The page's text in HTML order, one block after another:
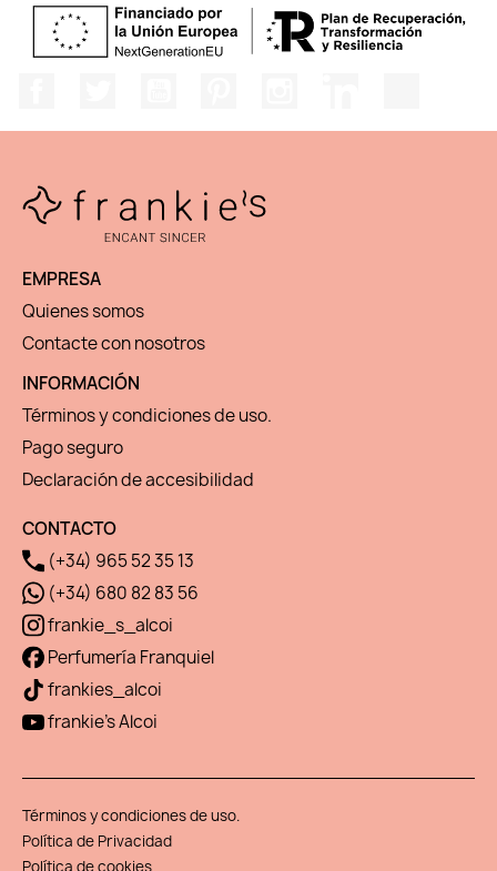
EMPRESA
Quienes somos
Contacte con nosotros
INFORMACIÓN
Términos y condiciones de uso.
Pago seguro
Declaración de accesibilidad
CONTACTO
(+34) 965 52 35 13
(+34) 680 82 83 56
frankie_s_alcoi
Perfumería Franquiel
frankies_alcoi
frankie's Alcoi
Términos y condiciones de uso.
Política de Privacidad
Política de cookies